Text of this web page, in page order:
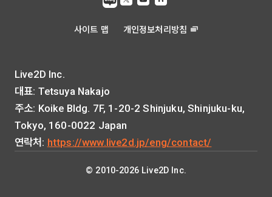
사이트 맵 개인정보처리방침
Live2D Inc.
대표: Tetsuya Nakajo
주소: Koike Bldg. 7F, 1-20-2 Shinjuku, Shinjuku-ku,
Tokyo, 160-0022 Japan
연락처: https://www.live2d.jp/eng/contact/
© 2010-2026 Live2D Inc.